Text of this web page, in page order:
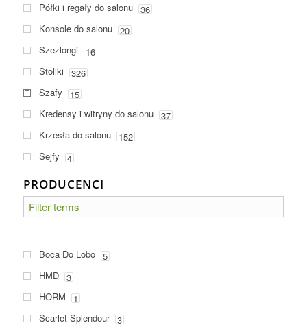
Półki i regały do salonu 36
Konsole do salonu 20
Szezlongi
16
Stoliki
326
Szafy
15
Kredensy i witryny do salonu 37
Krzesła do salonu 152
Sejfy
4
PRODUCENCI
Boca Do Lobo 5
HMD 3
HORM
1
Scarlet Splendour 3